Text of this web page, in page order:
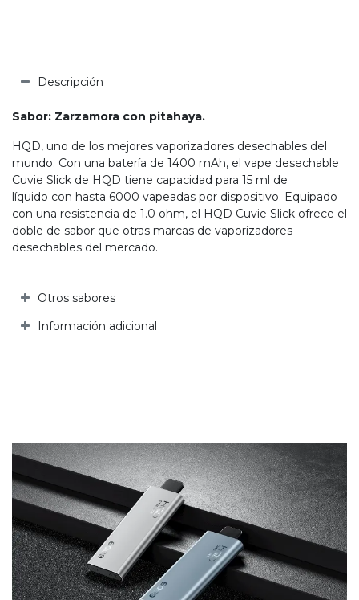
Descripción
Sabor: Zarzamora con pitahaya.
HQD, uno de los mejores vaporizadores desechables del
mundo. Con una batería de 1400 mAh, el vape desechable
Cuvie Slick de HQD tiene capacidad para 15 ml de
líquido con hasta 6000 vapeadas por dispositivo. Equipado
con una resistencia de 1.0 ohm, el HQD Cuvie Slick ofrece el
doble de sabor que otras marcas de vaporizadores
desechables del mercado.
Otros sabores
Información adicional